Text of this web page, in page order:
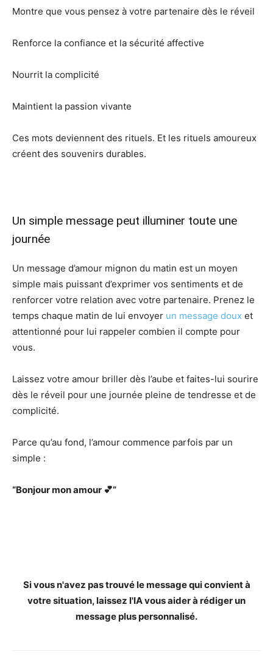
Montre que vous pensez à votre partenaire dès le réveil
Renforce la confiance et la sécurité affective
Nourrit la complicité
Maintient la passion vivante
Ces mots deviennent des rituels. Et les rituels amoureux
créent des souvenirs durables.
Un simple message peut illuminer toute une
journée
Un message d’amour mignon du matin est un moyen
simple mais puissant d’exprimer vos sentiments et de
renforcer votre relation avec votre partenaire. Prenez le
temps chaque matin de lui envoyer un message doux et
attentionné pour lui rappeler combien il compte pour
vous.
Laissez votre amour briller dès l’aube et faites-lui sourire
dès le réveil pour une journée pleine de tendresse et de
complicité.
Parce qu’au fond, l’amour commence parfois par un
simple :
“Bonjour mon amour 💕”
Si vous n'avez pas trouvé le message qui convient à
votre situation, laissez l'IA vous aider à rédiger un
message plus personnalisé.